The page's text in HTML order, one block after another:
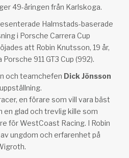
49-åringen från Karlskoga.
Halmstads-baserade
i Porsche Carrera Cup
att Robin Knutsson, 19 år,
911 GT3 Cup (992).
och teamchefen Dick Jönsson
en förare som vill vara bäst
en glad och trevlig kille som
för WestCoast Racing. I Robin
ungdom och erfarenhet på